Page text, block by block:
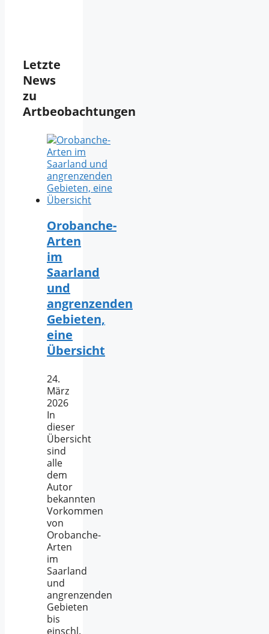
Letzte
News
zu
Artbeobachtungen
Orobanche-
Arten
im
Saarland
und
angrenzenden
Gebieten,
eine
Übersicht
24.
März
2026
In
dieser
Übersicht
sind
alle
dem
Autor
bekannten
Vorkommen
von
Orobanche-
Arten
im
Saarland
und
angrenzenden
Gebieten
bis
einschl.